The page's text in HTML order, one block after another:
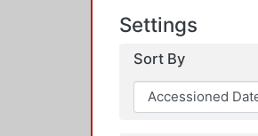
Settings
Sort By